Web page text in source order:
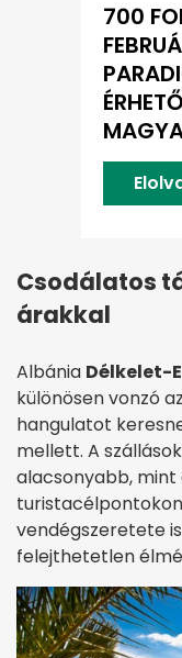
700
Csodálatos
árakkal
Albánia Délkelet-
különösen vonzó
hangulatot
mellett. A
alacsonyabb,
vendégszeretete
felejthetetlen